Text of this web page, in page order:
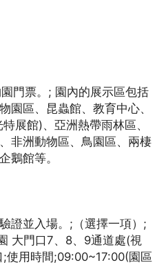
門票。; 園內的展示區包括
園區、昆蟲館、教育中心、
展館)、亞洲熱帶雨林區、
非洲動物區、鳥園區、兩棲
鵝館等。
證並入場。;（選擇一項）;
大門口7、8、9通道處(視
使用時間;09:00~17:00(園區